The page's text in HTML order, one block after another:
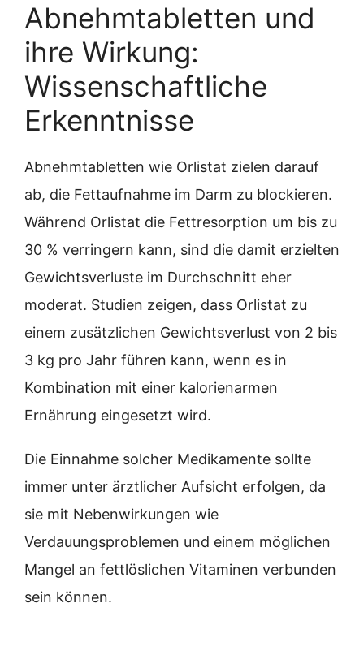
Abnehmtabletten und
ihre Wirkung:
Wissenschaftliche
Erkenntnisse
Abnehmtabletten wie Orlistat zielen darauf
ab, die Fettaufnahme im Darm zu blockieren.
Während Orlistat die Fettresorption um bis zu
30 % verringern kann, sind die damit erzielten
Gewichtsverluste im Durchschnitt eher
moderat. Studien zeigen, dass Orlistat zu
einem zusätzlichen Gewichtsverlust von 2 bis
3 kg pro Jahr führen kann, wenn es in
Kombination mit einer kalorienarmen
Ernährung eingesetzt wird.
Die Einnahme solcher Medikamente sollte
immer unter ärztlicher Aufsicht erfolgen, da
sie mit Nebenwirkungen wie
Verdauungsproblemen und einem möglichen
Mangel an fettlöslichen Vitaminen verbunden
sein können.